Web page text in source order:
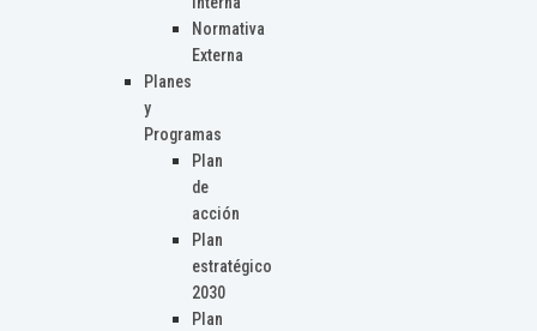
Normativa
Externa
Planes
y
Programas
Plan
de
acción
Plan
estratégico
2030
Plan